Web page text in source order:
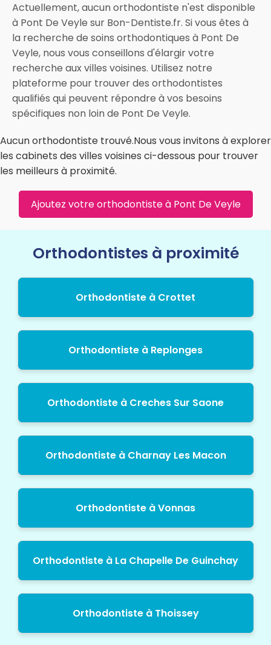
Actuellement, aucun orthodontiste n'est disponible
à Pont De Veyle sur Bon-Dentiste.fr. Si vous êtes à
la recherche de soins orthodontiques à Pont De
Veyle, nous vous conseillons d'élargir votre
recherche aux villes voisines. Utilisez notre
plateforme pour trouver des orthodontistes
qualifiés qui peuvent répondre à vos besoins
spécifiques non loin de Pont De Veyle.
Aucun orthodontiste trouvé.Nous vous invitons à explorer
les cabinets des villes voisines ci-dessous pour trouver
les meilleurs à proximité.
Ajoutez votre orthodontiste à Pont De Veyle
Orthodontistes à proximité
Orthodontiste à Crottet
Orthodontiste à Replonges
Orthodontiste à Creches Sur Saone
Orthodontiste à Charnay Les Macon
Orthodontiste à Vonnas
Orthodontiste à La Chapelle De Guinchay
Orthodontiste à Thoissey